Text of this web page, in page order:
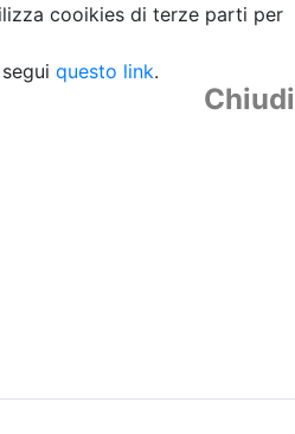
cooikies di terze parti per
questo link.
Chiudi